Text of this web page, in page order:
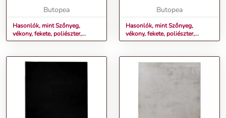
Butopea
Hasonlók, mint Szőnyeg,
vékony, fekete, poliészter,
120x170 cm - AMBERLYN
Butopea
Hasonlók, mint Szőnyeg,
vékony, fekete, poliészter,
160x230 cm - AMBERLYN